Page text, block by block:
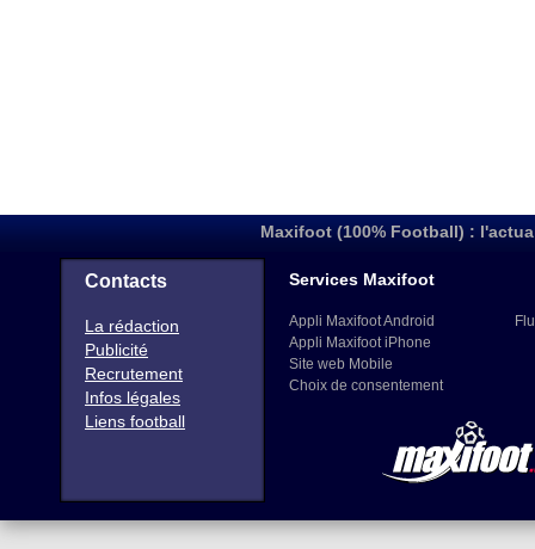
Maxifoot (100% Football) :
Contacts
La rédaction
Publicité
Recrutement
Infos légales
Liens football
Services Maxifoot
Appli Maxifoot Android
Appli Maxifoot iPhone
Site web Mobile
Choix de consentement